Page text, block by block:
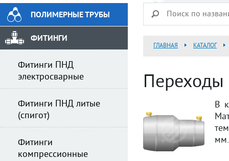
ГЛАВНАЯ КАТАЛОГ
Переходы
В
ПОЛИМЕРНЫЕ ТРУБЫ
ФИТИНГИ
Фитинги ПНД
электросварные
Фитинги ПНД литые
(спигот)
Фитинги
компрессионные